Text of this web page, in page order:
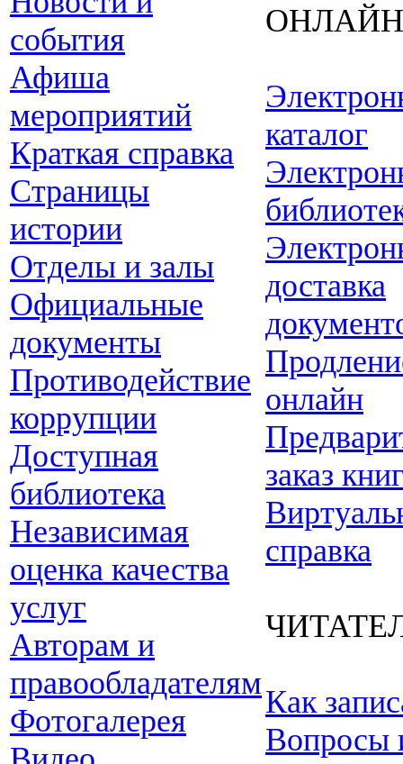
события
Афиша
мероприятий
Краткая справка
Страницы
истории
Отделы и залы
Официальные
документы
Противодействие
коррупции
Доступная
библиотека
Независимая
оценка качества
услуг
Авторам и
правообладателям
Фотогалерея
ОНЛАЙН
каталог
доставка
онлайн
заказ
справка
Как
Вопросы